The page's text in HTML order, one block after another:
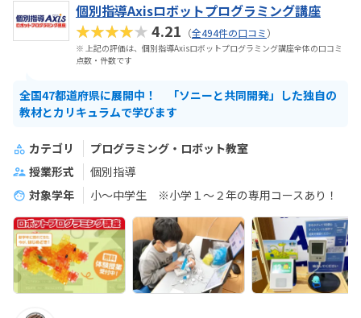
個別指導Axisロボットプログラミング講座
★★★★★4.21 （全494件の口コミ）
※ 上記の評価は、個別指導Axisロボットプログラミング講座全体の口コミ
点数・件数です
全国47都道府県に展開中！ 「ソニーと共同開発」した独自の
教材とカリキュラムで学びます
カテゴリ
プログラミング・ロボット教室
授業形式
個別指導
対象学年
小～中学生 ※小学１～２年の専用コースあり！